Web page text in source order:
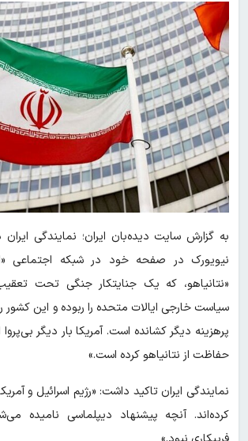
به گزارش سایت دیده‌بان ایران؛ نمایندگی
نیویورک در صفحه خود در شبکه اجتماعی
«نتانیاهو، که یک جنایتکار جنگی تحت
سیاست خارجی ایالات متحده را ربوده و این
پرهزینه دیگر کشانده است. آمریکا بار دیگر
حفاظت از نتانیاهو کرده است.»
نمایندگی ایران تاکید داشت: «رژیم اسرائیل و
کرده‌اند. آنچه پیشنهاد دیپلماسی نامیده